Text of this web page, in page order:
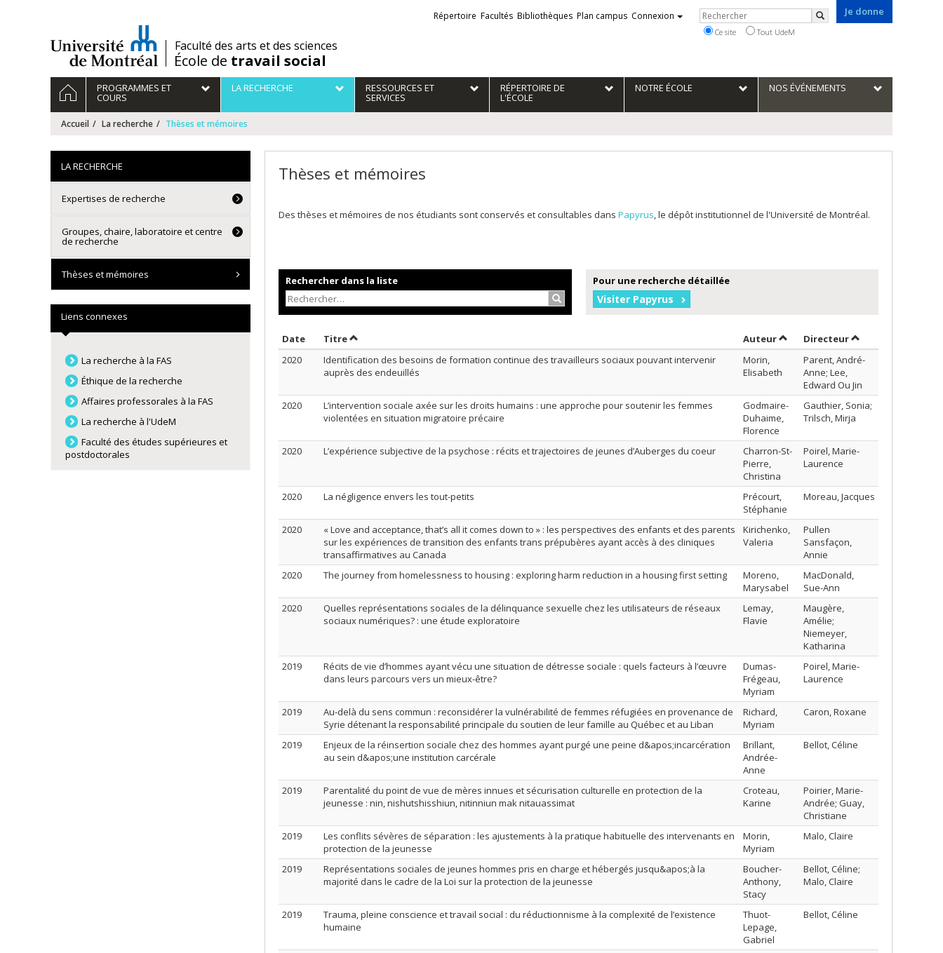
/Faculté des arts et des sciences
École de travail social
Je donne
Liens
externes
Répertoire Facultés Bibliothèques Plan campus Connexion Rechercher
Rechercher
Ce site Tout UdeM
Navigation
principale
ACCUEILPROGRAMMES ET
COURS
LA RECHERCHE RESSOURCES ET
SERVICES
RÉPERTOIRE DE
L'ÉCOLE
NOTRE ÉCOLE NOS ÉVÉNEMENTS
Accueil La recherche Thèses et mémoires
Thèses et mémoires
Des thèses et mémoires de nos étudiants sont conservés et consultables dans Papyrus, le dépôt institutionnel de l'Université de Montréal.
Rechercher dans la liste
Rechercher…
Pour une recherche détaillée
Visiter Papyrus
Date Trier par date en ordre croissant
TitreTrier par titre en ordre croissant AuteurTrier par auteur en ordre
Directeurpar contributeur
2020
Identification des besoins de formation continue des travailleurs sociaux pouvant intervenir
auprès des endeuillés
Morin,
Elisabeth
Parent, André-
Anne; Lee,
Edward Ou Jin
2020
L’intervention sociale axée sur les droits humains : une approche pour soutenir les femmes
violentées en situation migratoire précaire
Godmaire-
Duhaime,
Florence
Gauthier, Sonia;
Trilsch, Mirja
2020 L’expérience subjective de la psychose : récits et trajectoires de jeunes d’Auberges du coeur
Charron-St-
Pierre,
Christina
Poirel, Marie-
Laurence
2020 La négligence envers les tout-petits
Précourt,
Stéphanie
Moreau, Jacques
2020
« Love and acceptance, that’s all it comes down to » : les perspectives des enfants et des parents
sur les expériences de transition des enfants trans prépubères ayant accès à des cliniques
transaffirmatives au Canada
Kirichenko,
Valeria
Pullen
Sansfaçon,
Annie
2020
The journey from homelessness to housing : exploring harm reduction in a housing first setting
Moreno,
Marysabel
MacDonald,
Sue-Ann
2020
Quelles représentations sociales de la délinquance sexuelle chez les utilisateurs de réseaux
sociaux numériques? : une étude exploratoire
Lemay,
Flavie
Maugère,
Amélie;
Niemeyer,
Katharina
2019
Récits de vie d’hommes ayant vécu une situation de détresse sociale : quels facteurs à l’œuvre
dans leurs parcours vers un mieux-être?
Dumas-
Frégeau,
Myriam
Poirel, Marie-
Laurence
2019
Au-delà du sens commun : reconsidérer la vulnérabilité de femmes réfugiées en provenance de
Syrie détenant la responsabilité principale du soutien de leur famille au Québec et au Liban
Richard,
Myriam
Caron, Roxane
2019
Enjeux de la réinsertion sociale chez des hommes ayant purgé une peine d&apos;incarcération
au sein d&apos;une institution carcérale
Brillant,
Andrée-
Anne
Bellot, Céline
2019
Parentalité du point de vue de mères innues et sécurisation culturelle en protection de la
jeunesse : nin, nishutshisshiun, nitinniun mak nitauassimat
Croteau,
Karine
Poirier, Marie-
Andrée; Guay,
Christiane
2019
Les conflits sévères de séparation : les ajustements à la pratique habituelle des intervenants en
protection de la jeunesse
Morin,
Myriam
Malo, Claire
2019
Représentations sociales de jeunes hommes pris en charge et hébergés jusqu&apos;à la
majorité dans le cadre de la Loi sur la protection de la jeunesse
Boucher-
Anthony,
Stacy
Bellot, Céline;
Malo, Claire
2019
Trauma, pleine conscience et travail social : du réductionnisme à la complexité de l’existence
humaine
Thuot-
Lepage,
Gabriel
Bellot, Céline
LA RECHERCHE
Expertises de recherche
Groupes, chaire, laboratoire et centre
de recherche
Thèses et mémoires
Liens connexes
La recherche à la FAS
Éthique de la recherche
Affaires professorales à la FAS
La recherche à l'UdeM
Faculté des études supérieures et
postdoctorales